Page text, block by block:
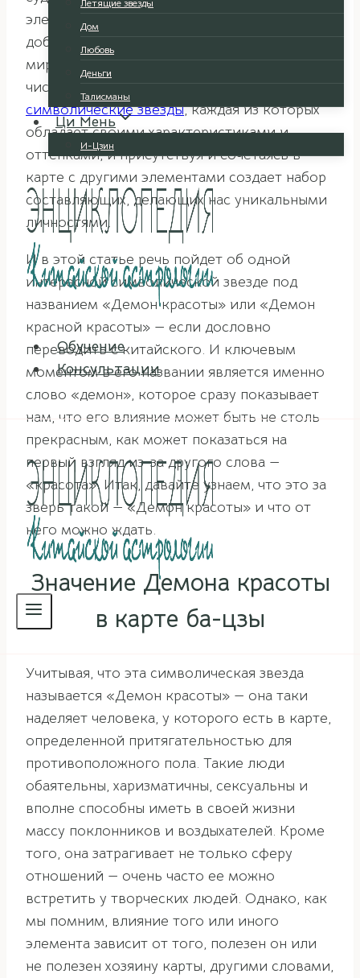
Летящие звезды
Дом
Любовь
Деньги
Талисманы
Ци Мень
И-Цзин
Обучение
Консультации
элементы, имеющие разные значения и
добавляющие к нашему характеру и
мировосприятию те или иные черты. В
числе таких символов — так называемые
символические звезды, каждая из которых
обладает своими характеристиками и
оттенками, и присутствуя и сочетаясь в
карте с другими элементами создает набор
составляющих, делающих нас уникальными
личностями.
И в этой статье речь пойдет об одной
интересной символической звезде под
названием «Демон красоты» или «Демон
красной красоты» — если дословно
переводить с китайского. И ключевым
моментом в его названии является именно
слово «демон», которое сразу показывает
нам, что его влияние может быть не столь
прекрасным, как может показаться на
первый взгляд из-за другого слова —
«красота». Итак, давайте узнаем, что это за
зверь такой — «Демон красоты» и что от
него можно ждать.
Значение Демона красоты
в карте ба-цзы
Учитывая, что эта символическая звезда
называется «Демон красоты» — она таки
наделяет человека, у которого есть в карте,
определенной притягательностью для
противоположного пола. Такие люди
обаятельны, харизматичны, сексуальны и
вполне способны иметь в своей жизни
массу поклонников и воздыхателей. Кроме
того, она затрагивает не только сферу
отношений — очень часто ее можно
встретить у творческих людей. Однако, как
мы помним, влияние того или иного
элемента зависит от того, полезен он или
не полезен хозяину карты, другими словами,